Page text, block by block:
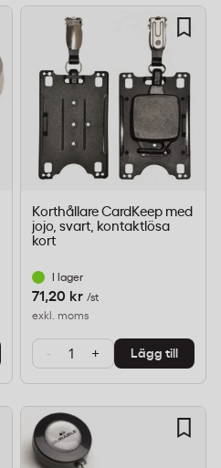
Korthållare CardKeep med
jojo, svart, kontaktlösa
kort
I lager
71,20 kr /st
exkl. moms
- + Lägg till